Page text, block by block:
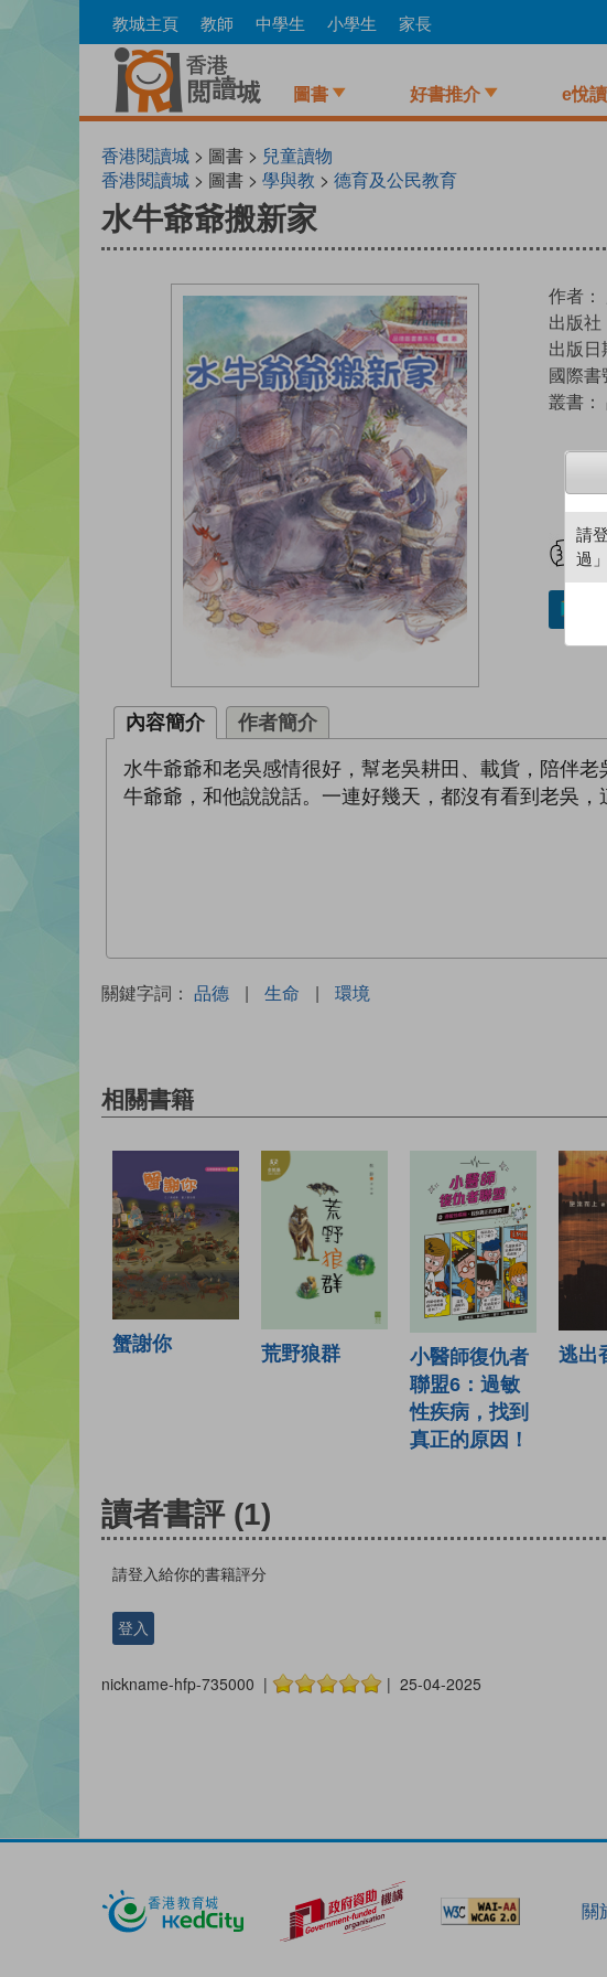
to
教城主頁 教師 中學生 小學生 家長
圖書 好書推介 e悅
香港閱讀城 > 圖書 > 兒童讀物
香港閱讀城 > 圖書 > 學與教 > 德育及公民教育
水牛爺爺搬新家
作者：
出版社
出版日
國際書
叢書：
內容簡介 作者簡介
水牛爺爺和老吳感情很好，幫老吳耕田、載貨，陪伴
牛爺爺，和他說說話。一連好幾天，都沒有看到老吳
關鍵字詞： 品德 | 生命 | 環境
相關書籍
蟹謝你 荒野狼群
小醫師復仇者
聯盟6：過敏
性疾病，找到
真正的原因！
逃出
讀者書評 (1)
請登入給你的書籍評分
登入
nickname-hfp-735000 | | 25-04-2025
關
請
過